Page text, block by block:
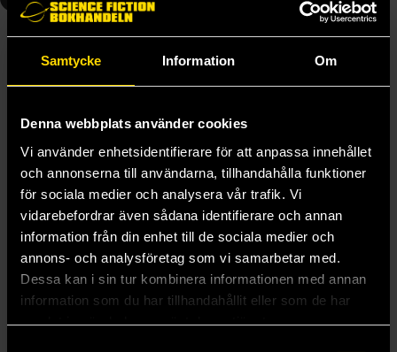
Samtycke Information Om
Denna webbplats använder cookies
Vi använder enhetsidentifierare för att anpassa innehållet
och annonserna till användarna, tillhandahålla funktioner
för sociala medier och analysera vår trafik. Vi
vidarebefordrar även sådana identifierare och annan
information från din enhet till de sociala medier och
annons- och analysföretag som vi samarbetar med.
Dessa kan i sin tur kombinera informationen med annan
information som du har tillhandahållit eller som de har
samlat in när du har använt deras tjänster.
20th Century Boys Perfect Edition Vol 3
Naoki Urasawa
279 kr
Naoki Urasawa
279 kr